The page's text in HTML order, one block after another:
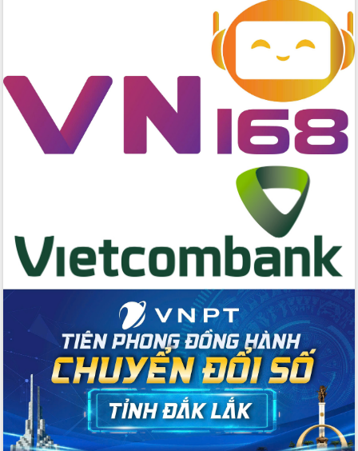
Hội thảo chuyên đề “Hành trình xuất
khẩu nông sản Việt Nam qua thương
mại điện tử cùng Amazon”
Đại hội Thi đua yêu nước tỉnh Đắk Lắk
lần thứ I (2025-2030)
xuất nông nghiệp bền vững, phát thải
thấp
Tọa đàm kỷ niệm 95 năm Ngày thành
lập Hội Liên hiệp Phụ nữ Việt Nam
Đắk Lắk tổ chức Ngày hội Chuyển đổi
số với chủ đề: “Công nghệ số - kiến
tạo tương lai”
Tập trung phát triển khoa học công
nghệ, đổi mới sáng tạo và chuyển đổi
số lĩnh vực nông nghiệp và môi trường
“Hồ sơ phi địa giới – Bước tiến mới
trong cải cách hành chính”